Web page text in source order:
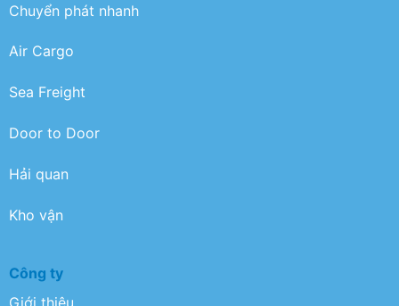
Chuyển phát nhanh
Air Cargo
Sea Freight
Door to Door
Hải quan
Kho vận
Công ty
Giới thiệu